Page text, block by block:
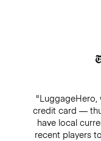
"LuggageHero,
credit card —
have local
recent players